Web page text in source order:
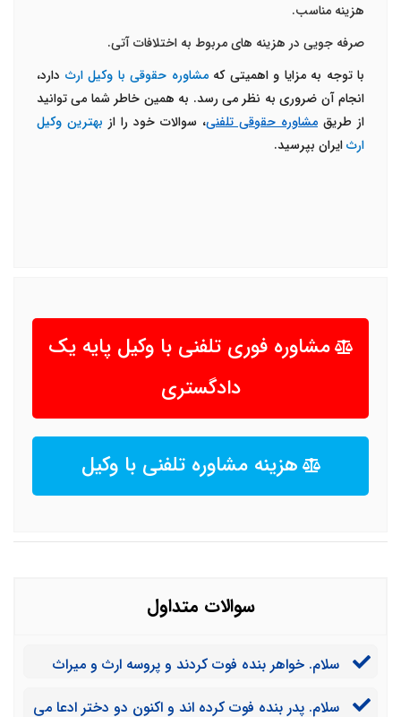
هزینه مناسب.
صرفه جویی در هزینه های مربوط به اختلافات آتی.
با توجه به مزایا و اهمیتی کهمشاوره حقوقی با وکیل ارث دارد،
انجام آن ضروری به نظر می رسد. به همین خاطر شما می توانید
از طریق مشاوره حقوقی تلفنی، سوالات خود را از بهترین وکیل
ارثایران بپرسید.
مشاوره فوری تلفنی با وکیل پایه یک
دادگستری
هزینه مشاوره تلفنی با وکیل
سوالات متداول
سلام. خواهر بنده فوت کردند و پروسه ارث و میراث
ندارم. آیا مجموعه شما می تواند این کار را پیگیری کند؟
سلام. پدر بنده فوت کرده اند و اکنون دو دختر ادعا می